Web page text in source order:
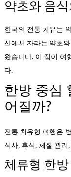
약초와 음식
한국의 전통 치유는
산에서 자라는 약초
왔습니다. 이 점이 여
다.
한방 중심
어질까?
전통 치유형 여행은
식사, 휴식, 체질 관
체류형 한방